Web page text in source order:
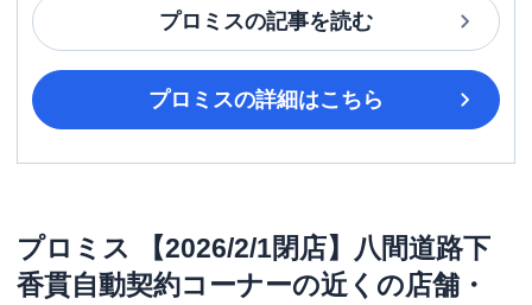
プロミスの記事を読む
プロミスの詳細はこちら
プロミス
【2026/2/1閉店】八間道路下
香貫自動契約コーナーの近くの店舗・